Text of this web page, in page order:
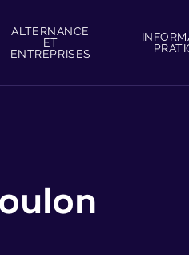
ALTERNANCE
ET
ENTREPRISES